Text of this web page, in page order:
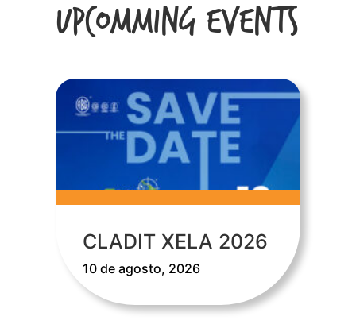
Upcomming Events
CLADIT XELA 2026
10 de agosto, 2026